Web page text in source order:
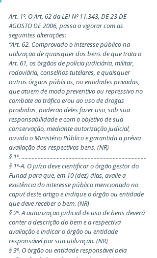
Art. 1º. O Art. 62 da LEI Nº 11.343, DE 23 DE
AGOSTO DE 2006, passa a vigorar com as
seguintes alterações:
“Art. 62. Comprovado o interesse público na
utilização de quaisquer dos bens de que trata o
Art. 61, os órgãos de polícia judiciária, militar,
rodoviária, conselhos tutelares, e quaisquer
outros órgãos públicos, ou entidades privadas,
que atuem de modo preventivo ou repressivo no
combate ao tráfico e/ou ao uso de drogas
proibidas, poderão deles fazer uso, sob sua
responsabilidade e com o objetivo de sua
conservação, mediante autorização judicial,
ouvido o Ministério Público e garantida a prévia
avaliação dos respectivos bens. (NR)
§ 1º. .....................................................................................
§ 1º-A. O juízo deve cientificar o órgão gestor do
Funad para que, em 10 (dez) dias, avalie a
existência do interesse público mencionado no
caput deste artigo e indique o órgão ou entidade
que deve receber o bem. (NR)
§ 2º. A autorização judicial de uso de bens deverá
conter a descrição do bem e a respectiva
avaliação e indicar o órgão ou entidade
responsável por sua utilização. (NR)
§ 3º. O órgão ou entidade responsável pela